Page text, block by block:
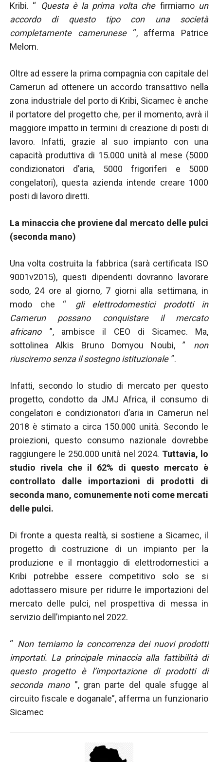
Kribi. “ Questa è la prima volta chefirmiamo un
accordo di questo tipo con una società
completamente camerunese“, afferma Patrice
Melom.
Oltre ad essere la prima compagnia con capitale del
Camerun ad ottenere un accordo transattivo nella
zona industriale del porto di Kribi, Sicamec è anche
il portatore del progetto che, per il momento, avrà il
maggiore impatto in termini di creazione di posti di
lavoro. Infatti, grazie al suo impianto con una
capacità produttiva di 15.000 unità al mese (5000
condizionatori d’aria, 5000 frigoriferi e 5000
congelatori), questa azienda intende creare 1000
posti di lavoro diretti.
La minaccia che proviene dal mercato delle pulci
(seconda mano)
Una volta costruita la fabbrica (sarà certificata ISO
9001v2015), questi dipendenti dovranno lavorare
sodo, 24 ore al giorno, 7 giorni alla settimana, in
modo che “ gli elettrodomestici prodotti in
Camerun possano conquistare il mercato
africano”, ambisce il CEO di Sicamec. Ma,
sottolinea Alkis Bruno Domyou Noubi, ”
non
riusciremo senza il sostegno istituzionale”.
Infatti, secondo lo studio di mercato per questo
progetto, condotto da JMJ Africa, il consumo di
congelatori e condizionatori d’aria in Camerun nel
2018 è stimato a circa 150.000 unità. Secondo le
proiezioni, questo consumo nazionale dovrebbe
raggiungere le 250.000 unità nel 2024. Tuttavia, lo
studio rivela che il 62% di questo mercato è
controllato dalle importazioni di prodotti di
seconda mano, comunemente noti come mercati
delle pulci.
Di fronte a questa realtà, si sostiene a Sicamec, il
progetto di costruzione di un impianto per la
produzione e il montaggio di elettrodomestici a
Kribi potrebbe essere competitivo solo se si
adottassero misure per ridurre le importazioni del
mercato delle pulci, nel prospettiva di messa in
servizio dell’impianto nel 2022.
“ Non temiamo la concorrenza dei nuovi prodotti
importati. La principale minaccia alla fattibilità di
questo progetto è l’importazione di prodotti di
seconda mano”, gran parte del quale sfugge al
circuito fiscale e doganale”, afferma un funzionario
Sicamec
Marketing
Condividendo i
tuoi interessi e
comportamenti
aumenti le
possibilità di
vedere
offerte
personalizzati.